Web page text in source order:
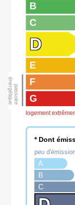
B
C
D
E
F
G
logement
* Dont
peu
A
B
C